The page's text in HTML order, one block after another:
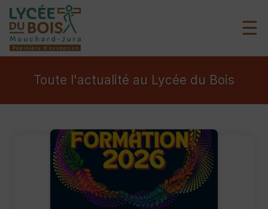
☰
Toute l'actualité au Lycée du Bois